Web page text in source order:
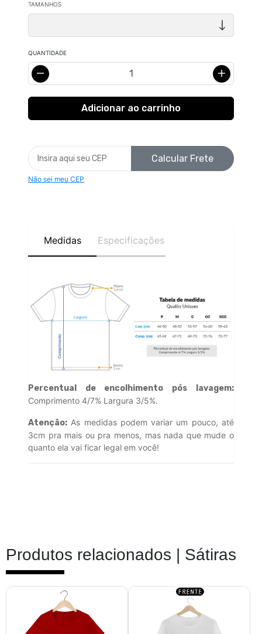
TAMANHOS
QUANTIDADE
Calcular Frete
Não sei meu CEP
Medidas Especificações
Percentual de encolhimento pós lavagem:
Comprimento 4/7% Largura 3/5%.
Atenção: As medidas podem variar um pouco, até
3cm pra mais ou pra menos, mas nada que mude o
quanto ela vai ficar legal em você!
Produtos relacionados | Sátiras